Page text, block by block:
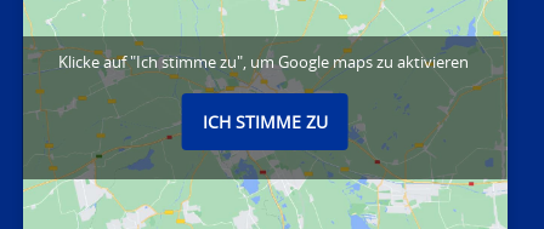
Klicke auf "Ich stimme zu", um Google maps zu aktivieren
ICH STIMME ZU